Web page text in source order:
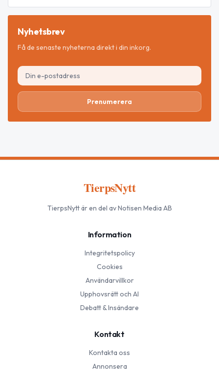
Nyhetsbrev
Få de senaste nyheterna direkt i din inkorg.
Prenumerera
TierpsNytt
TierpsNyttär en del av Notisen Media AB
Information
Integritetspolicy
Cookies
Användarvillkor
Upphovsrätt och AI
Debatt & Insändare
Kontakt
Kontakta oss
Annonsera